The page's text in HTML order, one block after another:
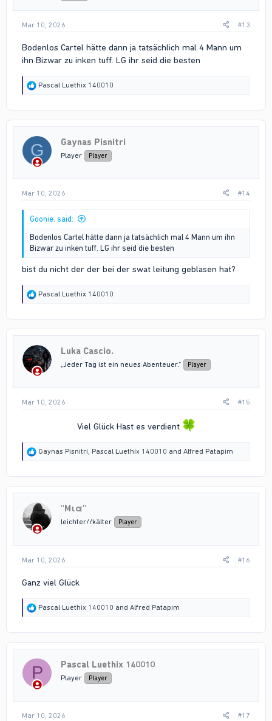
Mar 10, 2026 #13
Bodenlos Cartel hätte dann ja tatsächlich mal 4 Mann um
ihn Bizwar zu inken tuff. LG ihr seid die besten
R
t
o
n
s
Pascal Luethix 140010
G Gaynas Pisnitri
Player Player
Mar 10, 2026 #14
Goonie. said:
Bodenlos Cartel hätte dann ja tatsächlich mal 4 Mann um ihn
Bizwar zu inken tuff. LG ihr seid die besten
bist du nicht der der bei der swat leitung geblasen hat?
R
t
o
n
s
Pascal Luethix 140010
Luka Cascio.
„Jeder Tag ist ein neues Abenteuer.“ Player
Mar 10, 2026 #15
Viel Glück Hast es verdient
R
o
s
Gaynas Pisnitri, Pascal Luethix 140010 and Alfred Patapim
"Mια"
leichter//kälter Player
Mar 10, 2026 #16
Ganz viel Glück
R
t
o
n
s
Pascal Luethix 140010 and Alfred Patapim
P Pascal Luethix 140010
Player Player
Mar 10, 2026 #17